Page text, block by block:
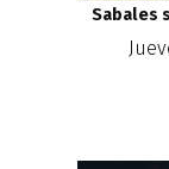
Sabales